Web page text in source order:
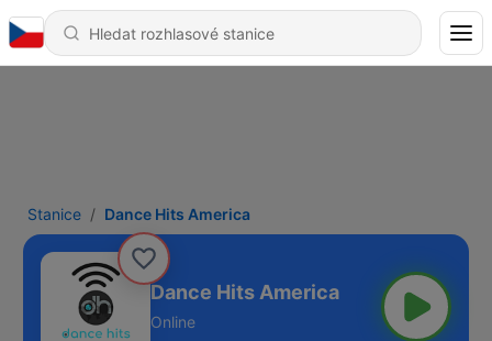
Stanice Dance Hits America
Dance Hits America
Online